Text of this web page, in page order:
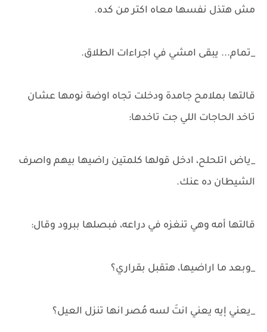
مش هتذل نفسها معاه اكتر من كده.
_تمام... يبقى امشي في اجراءات الطلاق.
قالتها بملامح جامدة ودخلت تجاه اوضة نومها عشان
تاخد الحاجات اللي جت تاخدها:
_ياض اتلحلح، ادخل قولها كلمتين راضيها بيهم واصرف
الشيطان ده عنك.
قالتها أمه وهي تنغزه في دراعه، فبصلها ببرود وقال:
_وبعد ما اراضيها، هتقبل بقراري؟
_يعني إيه يعني انتَ لسه مُصر انها تنزل العيل؟